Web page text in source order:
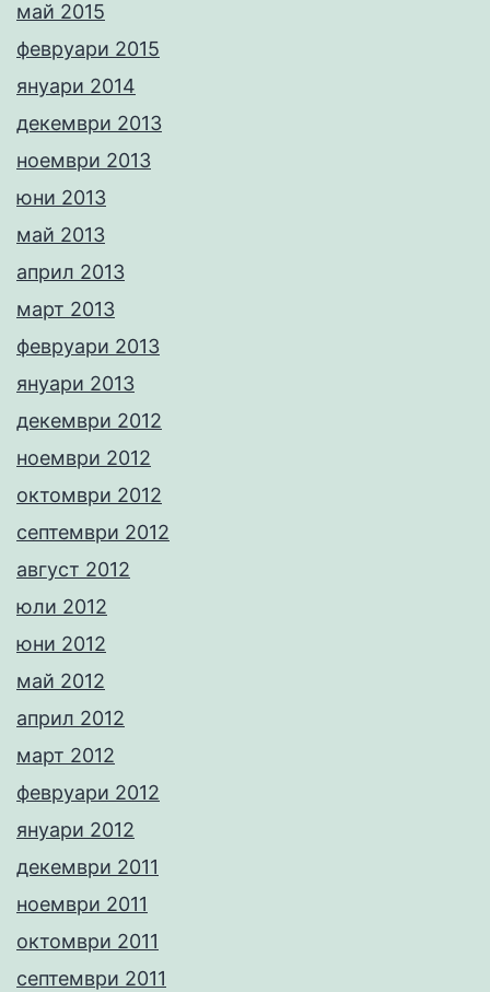
май 2015
февруари 2015
януари 2014
декември 2013
ноември 2013
юни 2013
май 2013
април 2013
март 2013
февруари 2013
януари 2013
декември 2012
ноември 2012
октомври 2012
септември 2012
август 2012
юли 2012
юни 2012
май 2012
април 2012
март 2012
февруари 2012
януари 2012
декември 2011
ноември 2011
октомври 2011
септември 2011